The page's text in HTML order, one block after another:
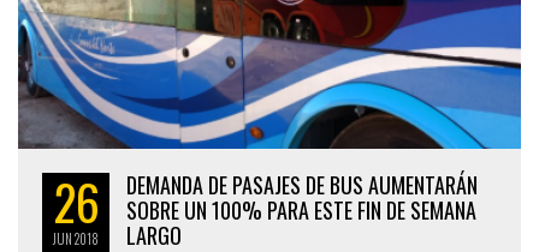
26
JUN2018
DEMANDA DE PASAJES DE BUS AUMENTARÁN
SOBRE UN 100% PARA ESTE FIN DE SEMANA
LARGO